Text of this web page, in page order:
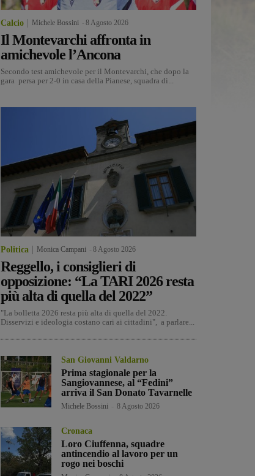
Calcio Michele Bossini 8 Agosto 2026
Il Montevarchi affronta in
amichevole l’Ancona
Secondo test amichevole per il Montevarchi, che dopo la
gara persa per 2-0 in casa della Pianese, squadra di...
Politica Monica Campani 8 Agosto 2026
Reggello, i consiglieri di
opposizione: “La TARI 2026 resta
più alta di quella del 2022”
"La bolletta 2026 resta più alta di quella del 2022.
Disservizi e ideologia costano cari ai cittadini", a parlare...
San Giovanni Valdarno
Prima stagionale per la
Sangiovannese, al “Fedini”
arriva il San Donato Tavarnelle
Michele Bossini 8 Agosto 2026
Cronaca
Loro Ciuffenna, squadre
antincendio al lavoro per un
rogo nei boschi